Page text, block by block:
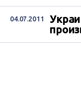
04.07.2011